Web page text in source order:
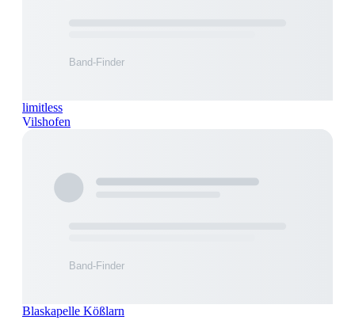
limitless
Vilshofen
Blaskapelle Kößlarn